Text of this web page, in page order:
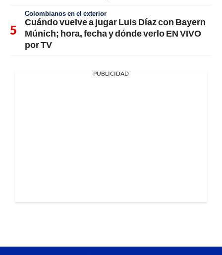
Colombianos en el exterior
Cuándo vuelve a jugar Luis Díaz con Bayern
Múnich; hora, fecha y dónde verlo EN VIVO
por TV
PUBLICIDAD